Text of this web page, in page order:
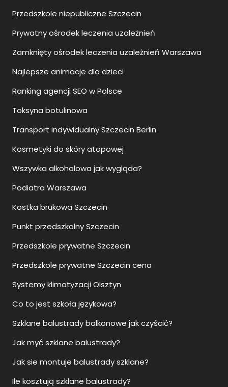
Przedszkole niepubliczne Szczecin
Prywatny ośrodek leczenia uzależnień
Zamknięty ośrodek leczenia uzależnień Warszawa
Najlepsze animacje dla dzieci
Ranking agencji SEO w Polsce
Toksyna botulinowa
Transport indywidualny Szczecin Berlin
Kosmetyki do skóry atopowej
Wszywka alkoholowa jak wygląda?
Podiatra Warszawa
Kostka brukowa Szczecin
Punkt przedszkolny Szczecin
Przedszkole prywatne Szczecin
Przedszkole prywatne Szczecin cena
Systemy klimatyzacji Olsztyn
Co to jest szkoła językowa?
Szklane balustrady balkonowe jak czyścić?
Jak myć szklane balustrady?
Jak sie montuje balustrady szklane?
Ile kosztują szklane balustrady?